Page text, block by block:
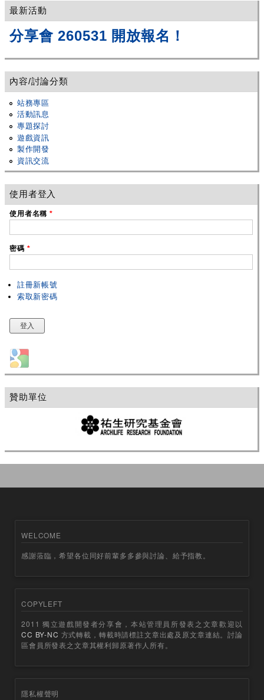
最新活動
分享會 260531 開放報名！
內容/討論分類
站務專區
活動訊息
專題探討
遊戲資訊
製作開發
資訊交流
使用者登入
使用者名稱*
密碼 *
註冊新帳號
索取新密碼
Login with Google
贊助單位
WELCOME
感謝蒞臨，希望各位同好前輩多多參與討論、給予指教。
COPYLEFT
2011 獨立遊戲開發者分享會，本站管理員所發表之文章歡迎以
CC BY-NC 方式轉載，轉載時請標註文章出處及原文章連結。討論
區會員所發表之文章其權利歸原著作人所有。
隱私權聲明